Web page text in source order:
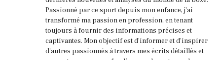
Passionné par ce sport depuis mon enfance, j'ai
transformé ma passion en profession, en tenant
toujours à fournir des informations précises et
captivantes. Mon objectif est d'informer et d'inspirer
d'autres passionnés à travers mes écrits détaillés et